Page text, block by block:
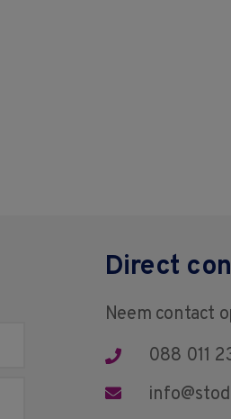
Direct
Neem contact
088 011